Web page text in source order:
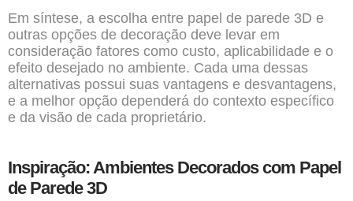
Em síntese, a escolha entre papel de parede 3D e
outras opções de decoração deve levar em
consideração fatores como custo, aplicabilidade e o
efeito desejado no ambiente. Cada uma dessas
alternativas possui suas vantagens e desvantagens,
e a melhor opção dependerá do contexto específico
e da visão de cada proprietário.
Inspiração: Ambientes Decorados com Papel
de Parede 3D